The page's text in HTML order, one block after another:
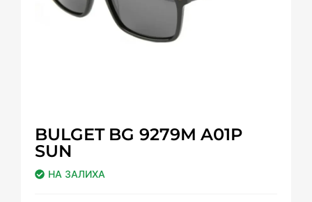
BULGET BG 9279M A01P
SUN
НА ЗАЛИХА